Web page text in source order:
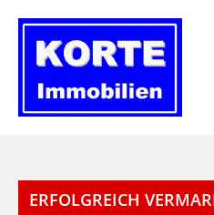
Inhalt
springen
ERFOLGREICH